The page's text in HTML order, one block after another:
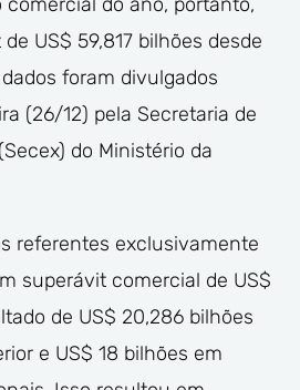
US$ 59,817 bilhões desde
foram divulgados
(26/12) pela Secretaria de
do Ministério da
referentes exclusivamente
superávit comercial de US$
de US$ 20,286 bilhões
e US$ 18 bilhões em